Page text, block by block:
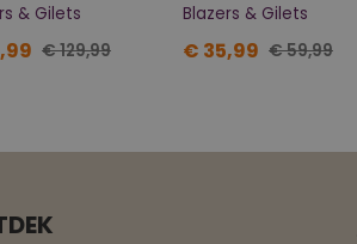
& Gilets
€ 129,99
Blazers & Gilets
€ 35,99 € 59,99